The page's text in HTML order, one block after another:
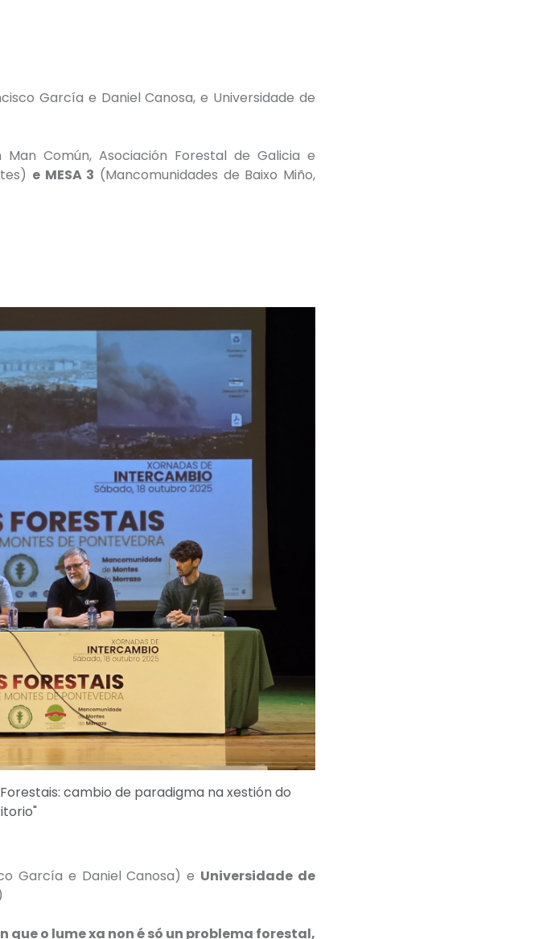
García e Daniel Canosa, e Universidade de
Común, Asociación Forestal de Galicia e
e MESA 3 (Mancomunidades de Baixo Miño,
cambio de paradigma na xestión do
García e Daniel Canosa) e Universidade de
o lume xa non é só un problema forestal,